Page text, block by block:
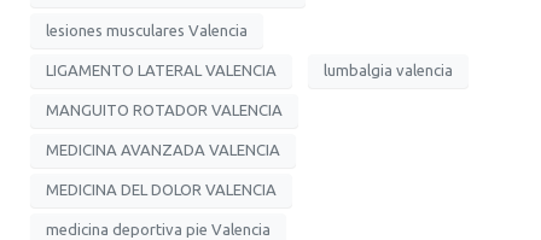
lesiones musculares Valencia
LIGAMENTO LATERAL VALENCIA lumbalgia valencia
MANGUITO ROTADOR VALENCIA
MEDICINA AVANZADA VALENCIA
MEDICINA DEL DOLOR VALENCIA
medicina deportiva pie Valencia